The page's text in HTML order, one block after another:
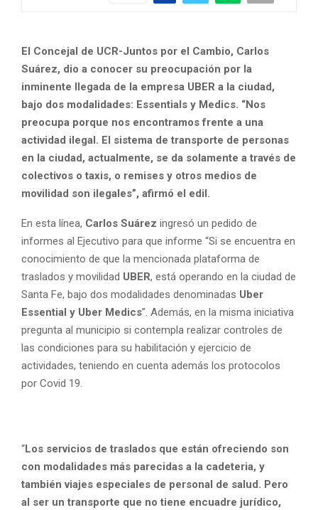
El Concejal de UCR-Juntos por el Cambio, Carlos
Suárez, dio a conocer su preocupación por la
inminente llegada de la empresa UBER a la ciudad,
bajo dos modalidades: Essentials y Medics. “Nos
preocupa porque nos encontramos frente a una
actividad ilegal. El sistema de transporte de personas
en la ciudad, actualmente, se da solamente a través de
colectivos o taxis, o remises y otros medios de
movilidad son ilegales”, afirmó el edil.
En esta línea, Carlos Suárez ingresó un pedido de
informes al Ejecutivo para que informe “Si se encuentra en
conocimiento de que la mencionada plataforma de
traslados y movilidad UBER, está operando en la ciudad de
Santa Fe, bajo dos modalidades denominadas Uber
Essential y Uber Medics”. Además, en la misma iniciativa
pregunta al municipio si contempla realizar controles de
las condiciones para su habilitación y ejercicio de
actividades, teniendo en cuenta además los protocolos
por Covid 19.
“Los servicios de traslados que están ofreciendo son
con modalidades más parecidas a la cadeteria, y
también viajes especiales de personal de salud. Pero
al ser un transporte que no tiene encuadre jurídico,